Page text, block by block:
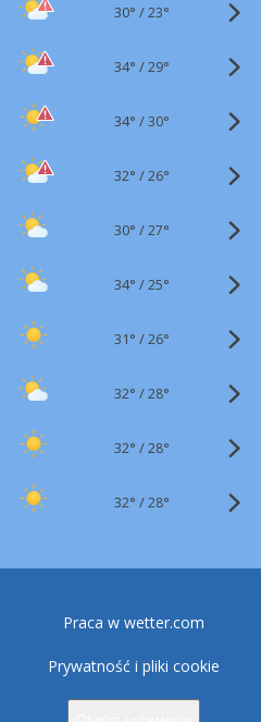
30° /23°
34° /29°
34° /30°
32° /26°
30° /27°
34° /25°
31° /26°
32° /28°
32° /28°
32° /28°
Praca w wetter.com
Prywatność i pliki cookie